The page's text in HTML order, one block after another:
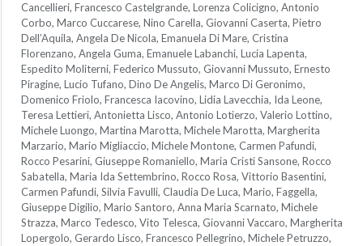
Cancellieri, Francesco Castelgrande, Lorenza Colicigno, Antonio
Corbo, Marco Cuccarese, Nino Carella, Giovanni Caserta, Pietro
Dell’Aquila, Angela De Nicola, Emanuela Di Mare, Cristina
Florenzano, Angela Guma, Emanuele Labanchi, Lucia Lapenta,
Espedito Moliterni, Federico Mussuto, Giovanni Mussuto, Ernesto
Piragine, Lucio Tufano, Dino De Angelis, Marco Di Geronimo,
Domenico Friolo, Francesca Iacovino, Lidia Lavecchia, Ida Leone,
Teresa Lettieri, Antonietta Lisco, Antonio Lotierzo, Valerio Lottino,
Michele Luongo, Martina Marotta, Michele Marotta, Margherita
Marzario, Mario Migliaccio, Michele Montone, Carmen Pafundi,
Rocco Pesarini, Giuseppe Romaniello, Maria Cristi Sansone, Rocco
Sabatella, Maria Ida Settembrino, Rocco Rosa, Vittorio Basentini,
Carmen Pafundi, Silvia Favulli, Claudia De Luca, Mario, Faggella,
Giuseppe Digilio, Mario Santoro, Anna Maria Scarnato, Michele
Strazza, Marco Tedesco, Vito Telesca, Giovanni Vaccaro, Margherita
Lopergolo, Gerardo Lisco, Francesco Pellegrino, Michele Petruzzo,